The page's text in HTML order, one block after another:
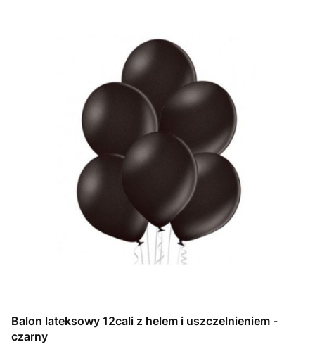
Balon lateksowy 12cali z helem i uszczelnieniem -
czarny